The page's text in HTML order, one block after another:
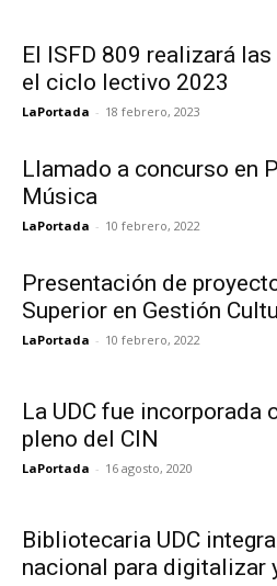
El ISFD 809 realizará
el ciclo lectivo 2023
LaPortada - 18 febrero, 2023
Llamado a concurso en
Música
LaPortada - 10 febrero, 2022
Presentación de
Superior en Gestión
LaPortada - 10 febrero, 2022
La UDC fue incorporada
pleno del CIN
LaPortada - 16 agosto, 2020
Bibliotecaria UDC
nacional para digitalizar